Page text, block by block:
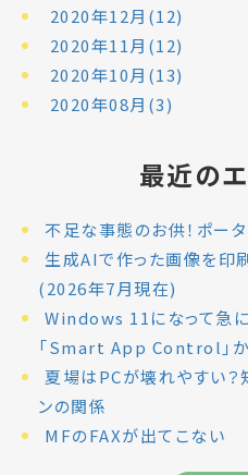
2020年12月(12)
2020年11月(12)
2020年10月(13)
2020年08月(3)
最近の
不足な事態のお供！ポー
生成AIで作った画像を印
(2026年7月現在)
Windows 11になって急
「Smart App Control」
夏場はPCが壊れやすい？
ンの関係
MFのFAXが出てこない